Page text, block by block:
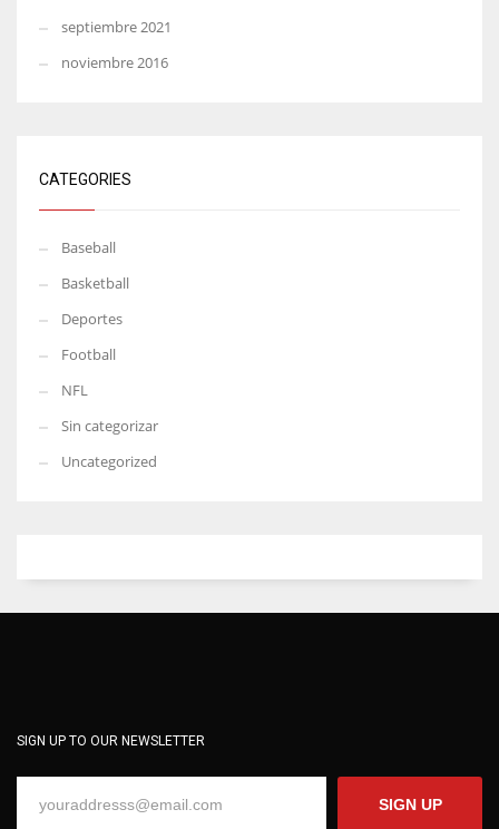
septiembre 2021
noviembre 2016
CATEGORIES
Baseball
Basketball
Deportes
Football
NFL
Sin categorizar
Uncategorized
SIGN UP TO OUR NEWSLETTER
SIGN UP